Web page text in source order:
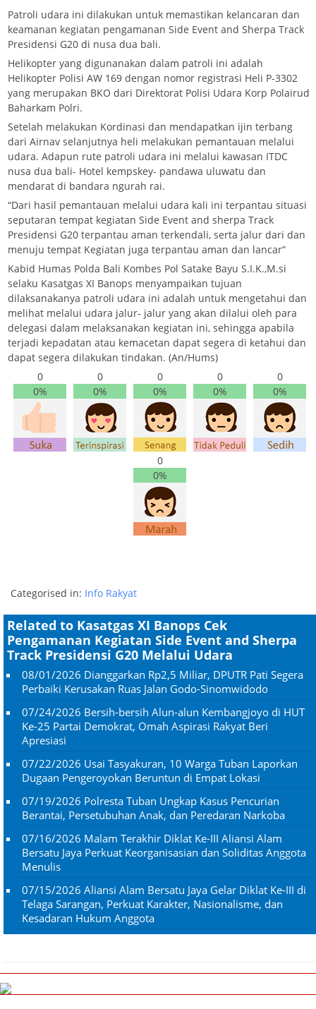
Patroli udara ini dilakukan untuk memastikan kelancaran dan
keamanan kegiatan pengamanan Side Event and Sherpa Track
Presidensi G20 di nusa dua bali.
Helikopter yang digunanakan dalam patroli ini adalah
Helikopter Polisi AW 169 dengan nomor registrasi Heli P-3302
yang merupakan BKO dari Direktorat Polisi Udara Korp Polairud
Baharkam Polri.
Setelah melakukan Kordinasi dan mendapatkan ijin terbang
dari Airnav selanjutnya heli melakukan pemantauan melalui
udara. Adapun rute patroli udara ini melalui kawasan ITDC
nusa dua bali- Hotel kempskey- pandawa uluwatu dan
mendarat di bandara ngurah rai.
“Dari hasil pemantauan melalui udara kali ini terpantau situasi
seputaran tempat kegiatan Side Event and sherpa Track
Presidensi G20 terpantau aman terkendali, serta jalur dari dan
menuju tempat Kegiatan juga terpantau aman dan lancar”
Kabid Humas Polda Bali Kombes Pol Satake Bayu S.I.K.,M.si
selaku Kasatgas XI Banops menyampaikan tujuan
dilaksanakanya patroli udara ini adalah untuk mengetahui dan
melihat melalui udara jalur- jalur yang akan dilalui oleh para
delegasi dalam melaksanakan kegiatan ini, sehingga apabila
terjadi kepadatan atau kemacetan dapat segera di ketahui dan
dapat segera dilakukan tindakan. (An/Hums)
0
0%
0
0%
0
0%
0
0%
0
0%
0
0%
Categorised in: Info Rakyat
Related to Kasatgas XI Banops Cek
Pengamanan Kegiatan Side Event and Sherpa
Track Presidensi G20 Melalui Udara
08/01/2026 Dianggarkan Rp2,5 Miliar, DPUTR Pati Segera
Perbaiki Kerusakan Ruas Jalan Godo-Sinomwidodo
07/24/2026 Bersih-bersih Alun-alun Kembangjoyo di HUT
Ke-25 Partai Demokrat, Omah Aspirasi Rakyat Beri
Apresiasi
07/22/2026 Usai Tasyakuran, 10 Warga Tuban Laporkan
Dugaan Pengeroyokan Beruntun di Empat Lokasi
07/19/2026 Polresta Tuban Ungkap Kasus Pencurian
Berantai, Persetubuhan Anak, dan Peredaran Narkoba
07/16/2026 Malam Terakhir Diklat Ke-III Aliansi Alam
Bersatu Jaya Perkuat Keorganisasian dan Soliditas Anggota
Menulis
07/15/2026 Aliansi Alam Bersatu Jaya Gelar Diklat Ke-III di
Telaga Sarangan, Perkuat Karakter, Nasionalisme, dan
Kesadaran Hukum Anggota